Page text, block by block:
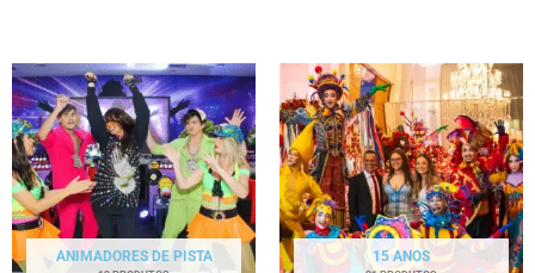
ANIMADORES DE PISTA 15 ANOS